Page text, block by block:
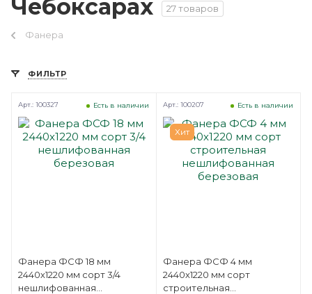
Чебоксарах
27 товаров
Фанера
ФИЛЬТР
Фанера ФСФ 18 мм
2440х1220 мм сорт 3/4
нешлифованная
Есть в наличии
Арт.: 100327
Хит
Фанера ФСФ 4 мм
2440х1220 мм сорт
строительная
Есть в наличии
Арт.: 100207